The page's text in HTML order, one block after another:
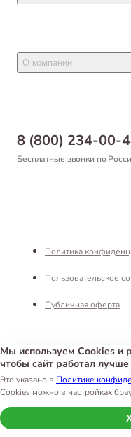
8 (800) 234-00-
Бесплатные звонки по
Товары для птиц
Новости
Самовывоз
Оформление
О компании
Реквизиты
Интернет-магазин «Белый
Политика
Пользовательское
Публичная оферта
Мы используем Cookies и
чтобы сайт работал лучше
Это указано в Политике
Cookies можно в настройках